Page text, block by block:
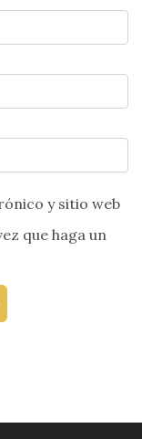
y sitio web
que haga un